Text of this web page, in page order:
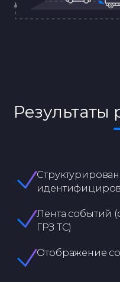
Результаты
Лента событий
ГРЗ ТС)
Отображение